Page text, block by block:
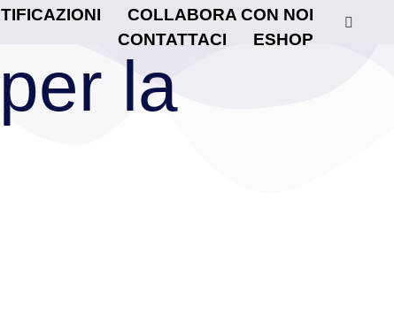
COLLABORA CON NOI
CONTATTACI
ESHOP
la